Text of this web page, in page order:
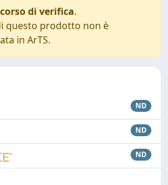
di verifica.
questo prodotto non è
in ArTS.
ND
ND
ND